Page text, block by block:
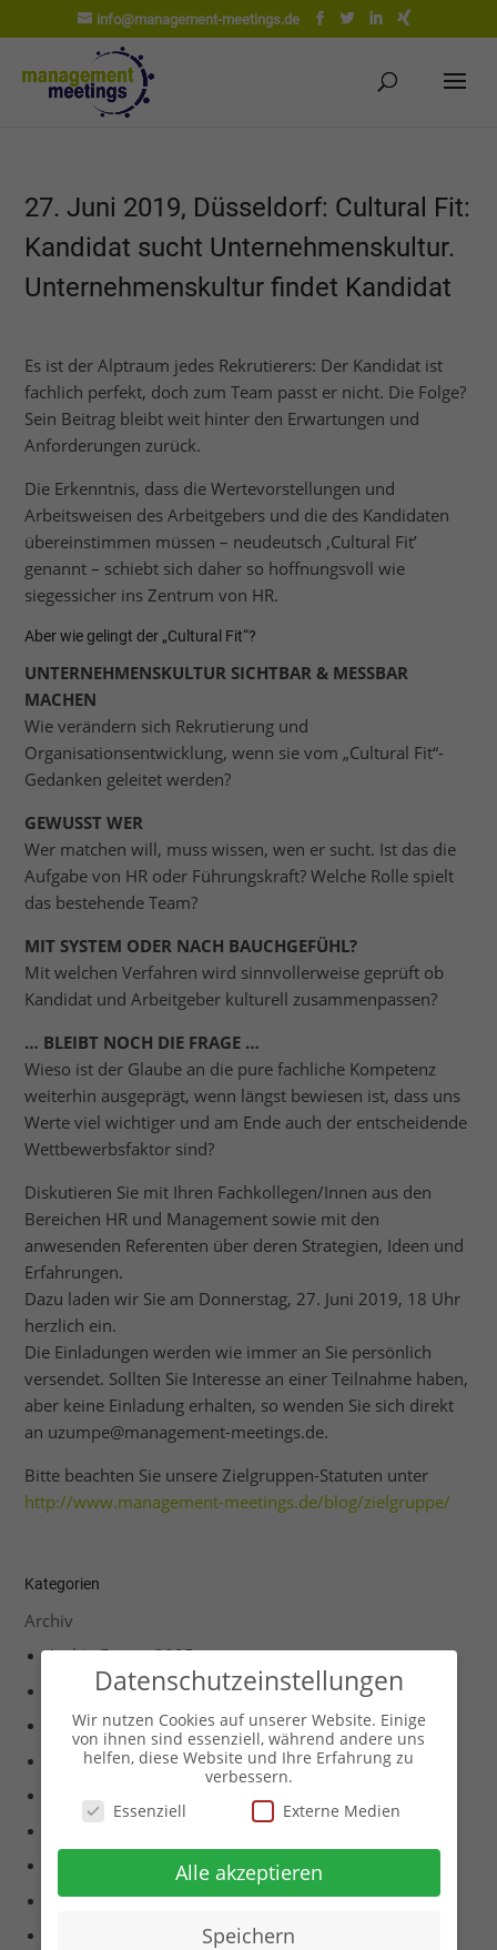
info@management-meetings.de
27. Juni 2019, Düsseldorf: Cultural Fit:
Kandidat sucht Unternehmenskultur.
Unternehmenskultur findet Kandidat
Es ist der Alptraum jedes Rekrutierers: Der Kandidat ist
fachlich perfekt, doch zum Team passt er nicht. Die Folge?
Sein Beitrag bleibt weit hinter den Erwartungen und
Anforderungen zurück.
Die Erkenntnis, dass die Wertevorstellungen und
Arbeitsweisen des Arbeitgebers und die des Kandidaten
übereinstimmen müssen – neudeutsch ‚Cultural Fit’
genannt – schiebt sich daher so hoffnungsvoll wie
siegessicher ins Zentrum von HR.
Aber wie gelingt der „Cultural Fit“?
UNTERNEHMENSKULTUR SICHTBAR & MESSBAR
MACHEN
Wie verändern sich Rekrutierung und
Organisationsentwicklung, wenn sie vom „Cultural Fit“-
Gedanken geleitet werden?
GEWUSST WER
Wer matchen will, muss wissen, wen er sucht. Ist das die
Aufgabe von HR oder Führungskraft? Welche Rolle spielt
das bestehende Team?
MIT SYSTEM ODER NACH BAUCHGEFÜHL?
Mit welchen Verfahren wird sinnvollerweise geprüft ob
Kandidat und Arbeitgeber kulturell zusammenpassen?
… BLEIBT NOCH DIE FRAGE …
Wieso ist der Glaube an die pure fachliche Kompetenz
weiterhin ausgeprägt, wenn längst bewiesen ist, dass uns
Werte viel wichtiger und am Ende auch der entscheidende
Wettbewerbsfaktor sind?
Diskutieren Sie mit Ihren Fachkollegen/Innen aus den
Bereichen HR und Management sowie mit den
anwesenden Referenten über deren Strategien, Ideen und
Erfahrungen.
Dazu laden wir Sie am Donnerstag, 27. Juni 2019, 18 Uhr
herzlich ein.
Die Einladungen werden wie immer an Sie persönlich
versendet. Sollten Sie Interesse an einer Teilnahme haben,
aber keine Einladung erhalten, so wenden Sie sich direkt
an uzumpe@management-meetings.de.
Bitte beachten Sie unsere Zielgruppen-Statuten unter
http://www.management-meetings.de/blog/zielgruppe/
Kategorien
Archiv
Archiv Events 2005
Archiv Events 2008
Archiv Events 2011
Archiv Events 2012
Archiv Events 2013
Archiv Events 2014
Archiv Events 2015
Archiv Events 2017
Datenschutzeinstellungen
Wir nutzen Cookies auf unserer Website. Einige
von ihnen sind essenziell, während andere uns
helfen, diese Website und Ihre Erfahrung zu
verbessern.
Essenziell
Externe Medien
Alle akzeptieren
Speichern